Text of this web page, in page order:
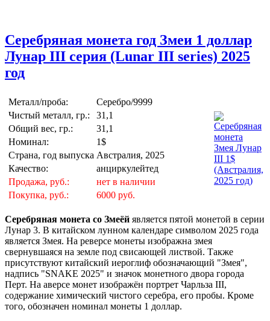
Серебряная монета год Змеи 1 доллар
Лунар III серия (Lunar III series) 2025
год
Металл/проба:
Серебро/9999
Чистый металл, гр.:
31,1
Общий вес, гр.:
31,1
Номинал:
1$
Страна, год выпуска Австралия, 2025
Качество:
анциркулейтед
Продажа, руб.:
нет в наличии
Покупка, руб.:
6000 руб.
Серебряная монета со Змеёй является пятой монетой в серии
Лунар 3. В китайском лунном календаре символом 2025 года
является Змея. На реверсе монеты изображна змея
свернувшаяся на земле под свисающей листвой. Также
присутствуют китайский иероглиф обозначающий "Змея",
надпись "SNAKE 2025" и значок монетного двора города
Перт. На аверсе монет изображён портрет Чарльза III,
содержание химический чистого серебра, его пробы. Кроме
того, обозначен номинал монеты 1 доллар.